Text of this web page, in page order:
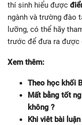
thí sinh hiểu được
ngành và trường đào
lưỡng, có thể hãy
trước để đưa ra được
Xem thêm:
Theo học khối
Mất bằng tốt
không ?
Khi viêt bài